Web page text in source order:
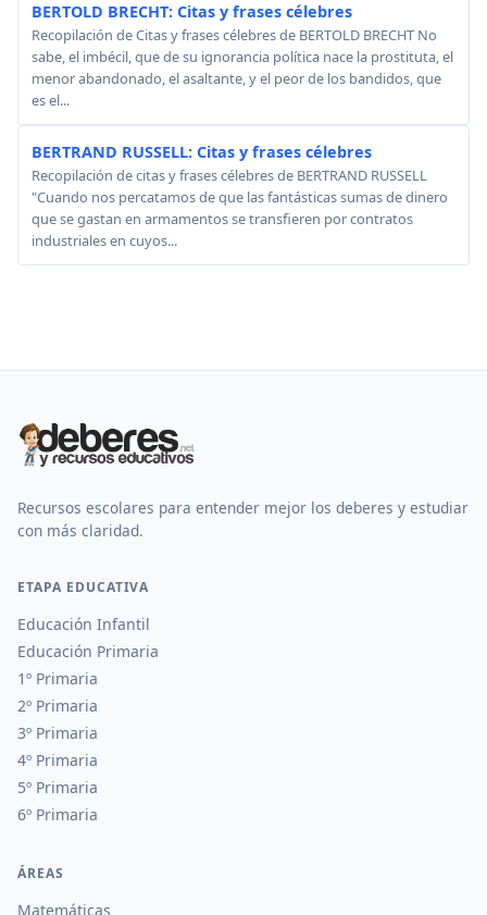
BERTOLD BRECHT: Citas y frases célebres
Recopilación de Citas y frases célebres de BERTOLD BRECHT No
sabe, el imbécil, que de su ignorancia política nace la prostituta, el
menor abandonado, el asaltante, y el peor de los bandidos, que
es el...
BERTRAND RUSSELL: Citas y frases célebres
Recopilación de citas y frases célebres de BERTRAND RUSSELL
"Cuando nos percatamos de que las fantásticas sumas de dinero
que se gastan en armamentos se transfieren por contratos
industriales en cuyos...
Recursos escolares para entender mejor los deberes y estudiar
con más claridad.
ETAPA EDUCATIVA
Educación Infantil
Educación Primaria
1º Primaria
2º Primaria
3º Primaria
4º Primaria
5º Primaria
6º Primaria
ÁREAS
Matemáticas